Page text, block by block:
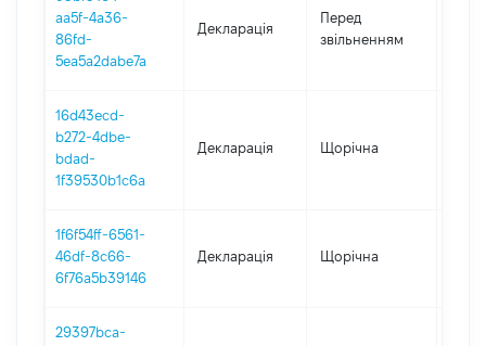
aa5f-4a36-
86fd-
5ea5a2dabe7a
Декларація
Перед
звільненням
16d43ecd-
b272-4dbe-
bdad-
1f39530b1c6a
Декларація Щорічна
1f6f54ff-6561-
46df-8c66-
6f76a5b39146
Декларація Щорічна
29397bca-